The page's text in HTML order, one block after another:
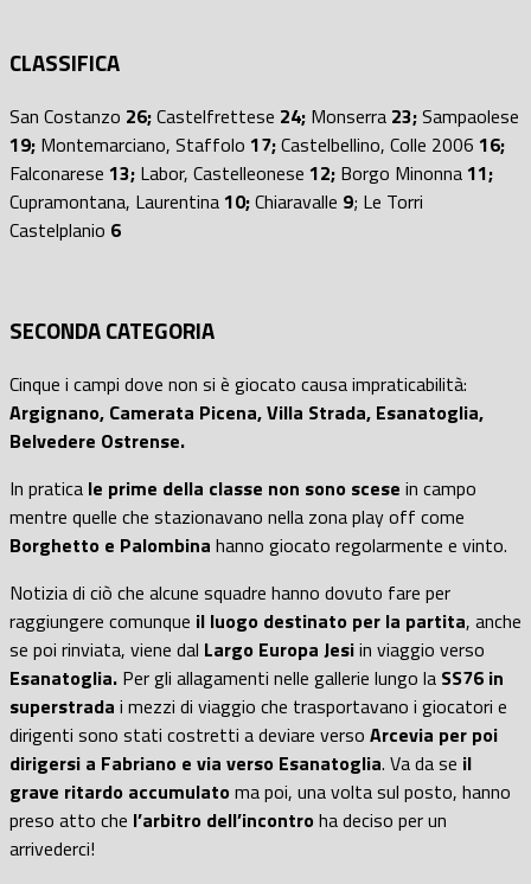
CLASSIFICA
San Costanzo 26;Castelfrettese 24; Monserra 23;Sampaolese
19; Montemarciano, Staffolo 17;Castelbellino, Colle 2006 16;
Falconarese 13; Labor, Castelleonese 12; Borgo Minonna11;
Cupramontana, Laurentina10;Chiaravalle 9; Le Torri
Castelplanio 6
SECONDA CATEGORIA
Cinque i campi dove non si è giocato causa impraticabilità:
Argignano, Camerata Picena, Villa Strada, Esanatoglia,
Belvedere Ostrense.
In pratica le prime della classe non sono scese in campo
mentre quelle che stazionavano nella zona play off come
Borghetto e Palombina hanno giocato regolarmente e vinto.
Notizia di ciò che alcune squadre hanno dovuto fare per
raggiungere comunque il luogo destinato per la partita, anche
se poi rinviata, viene dal Largo Europa Jesiin viaggio verso
Esanatoglia. Per gli allagamenti nelle gallerie lungo la SS76 in
superstrada i mezzi di viaggio che trasportavano i giocatori e
dirigenti sono stati costretti a deviare verso Arcevia per poi
dirigersi a Fabriano e via verso Esanatoglia. Va da se il
grave ritardo accumulatoma poi, una volta sul posto, hanno
preso atto che l’arbitro dell’incontroha deciso per un
arrivederci!